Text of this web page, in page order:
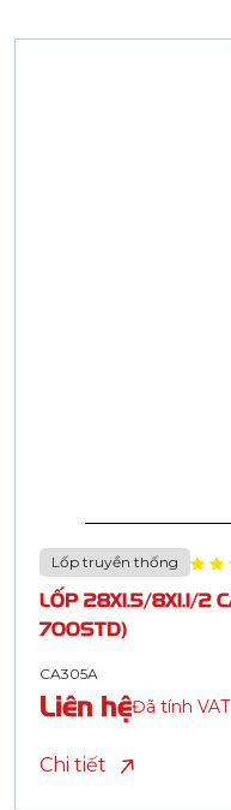
Lốp truyền thống
LỐP 28X1.5/8X1.1/
700STD)
CA305A
Liên hệĐã tính VAT
Chi tiết